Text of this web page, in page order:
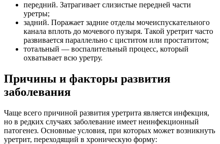
передний. Затрагивает слизистые передней части
уретры;
задний. Поражает задние отделы мочеиспускательного
канала вплоть до мочевого пузыря. Такой уретрит часто
развивается параллельно с циститом или простатитом;
тотальный — воспалительный процесс, который
охватывает всю уретру.
Причины и факторы развития
заболевания
Чаще всего причиной развития уретрита является инфекция,
но в редких случаях заболевание имеет неинфекционный
патогенез. Основные условия, при которых может возникнуть
уретрит, переходящий в хроническую форму: